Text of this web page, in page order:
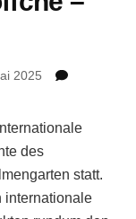
2025
des
statt.
internationale